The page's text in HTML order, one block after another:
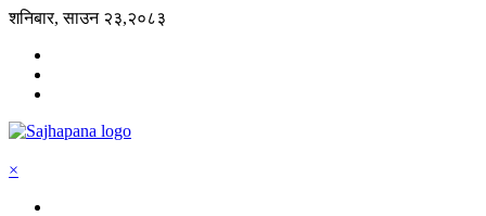
शनिबार, साउन २३,२०८३
×